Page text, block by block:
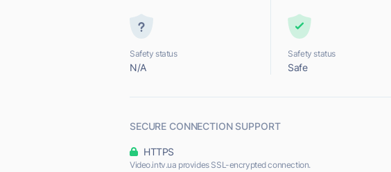
Safety status
N/A
Safety status
Safe
SECURE CONNECTION SUPPORT
HTTPS
Video.intv.ua provides SSL-encrypted connection.